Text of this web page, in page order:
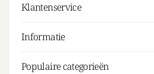
Klantenservice
Informatie
Populaire categorieën